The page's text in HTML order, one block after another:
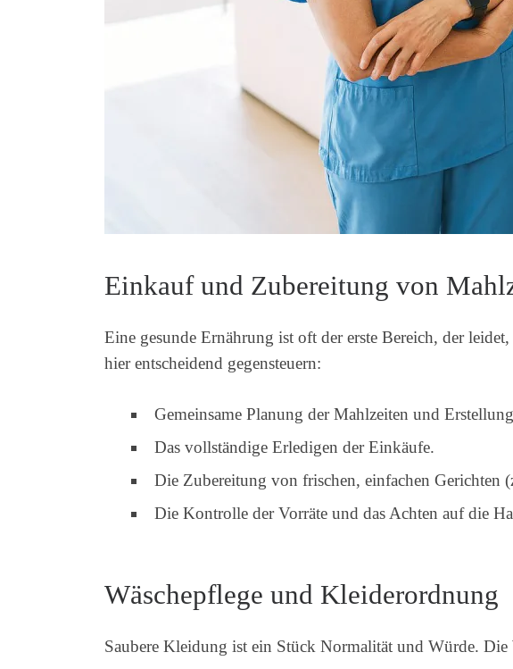
Einkauf und Zubereitung von
Eine gesunde Ernährung ist oft der erste Bereich, der
hier entscheidend gegensteuern:
Gemeinsame Planung der Mahlzeiten und
Das vollständige Erledigen der Einkäufe.
Die Zubereitung von frischen, einfachen Gerichten
Die Kontrolle der Vorräte und das Achten auf die
Wäschepflege und Kleiderordnung
Saubere Kleidung ist ein Stück Normalität und Würde. Die